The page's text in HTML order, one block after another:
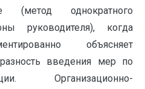
(метод однократного
руководителя), когда
объясняет
введения мер по
Организационно-